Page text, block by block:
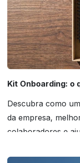
Kit Onboarding: o
Descubra como
da empresa,
colaboradores e